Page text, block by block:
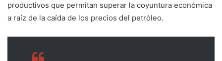
productivos que permitan superar la coyuntura económica
a raíz de la caída de los precios del petróleo.